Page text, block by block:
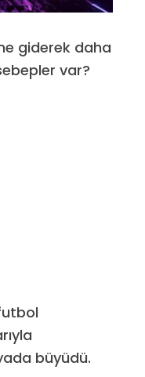
giderek daha
var?
büyüdü.